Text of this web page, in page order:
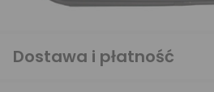
Dostawa i płatność